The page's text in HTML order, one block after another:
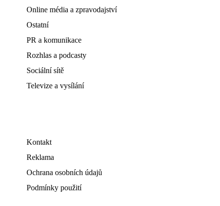
Online média a zpravodajství
Ostatní
PR a komunikace
Rozhlas a podcasty
Sociální sítě
Televize a vysílání
Kontakt
Reklama
Ochrana osobních údajů
Podmínky použití